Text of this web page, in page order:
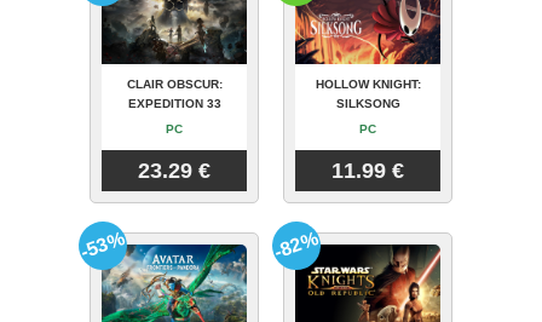
CLAIR OBSCUR:
EXPEDITION 33
PC
23.29 €
HOLLOW KNIGHT:
SILKSONG
PC
11.99 €
-53% -82%